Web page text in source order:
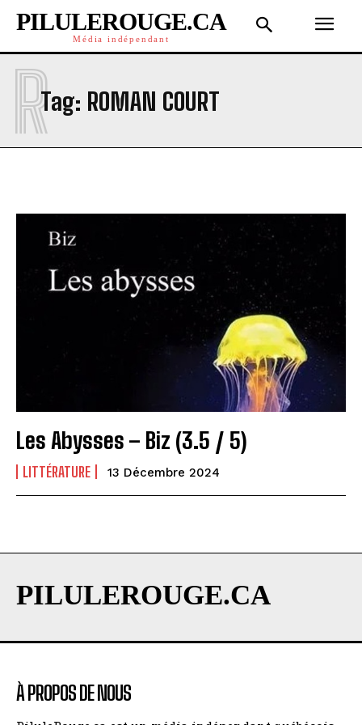
PILULEROUGE.CA
Média indépendant
Tag: ROMAN COURT
R
Les Abysses – Biz (3.5 / 5)
LITTÉRATURE 13 Décembre 2024
PILULEROUGE.CA
À PROPOS DE NOUS